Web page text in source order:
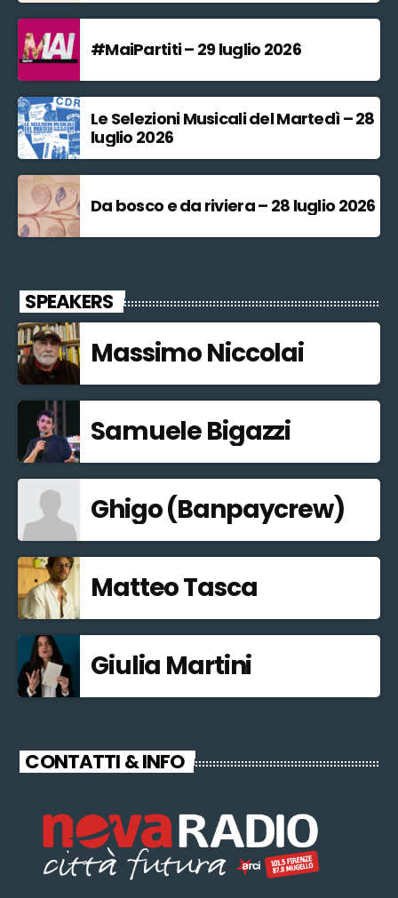
#MaiPartiti – 29 luglio 2026
Le Selezioni Musicali del Martedì – 28
luglio 2026
Da bosco e da riviera – 28 luglio 2026
SPEAKERS
Massimo Niccolai
Samuele Bigazzi
Ghigo (Banpaycrew)
Matteo Tasca
Giulia Martini
CONTATTI & INFO